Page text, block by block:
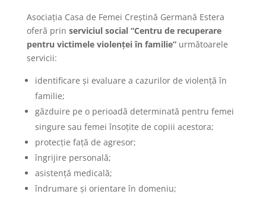
Asociaţia Casa de Femei Creştină Germană Estera
oferă prin serviciul social “Centru de recuperare
pentru victimele violenţei în familie”următoarele
servicii:
identificare şi evaluare a cazurilor de violenţă în
familie;
găzduire pe o perioadă determinată pentru femei
singure sau femei însoţite de copiii acestora;
protecţie faţă de agresor;
îngrijire personală;
asistenţă medicală;
îndrumare şi orientare în domeniu;